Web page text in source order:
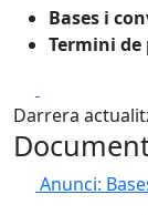
Bases i
Termini de
Darrera
Anunci: